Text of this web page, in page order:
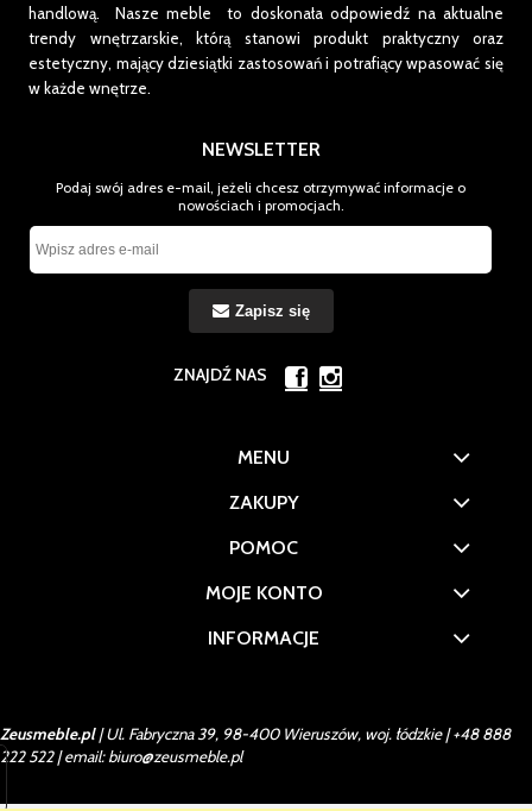
handlową. Nasze meble to doskonała odpowiedź na aktualne
trendy wnętrzarskie, którą stanowi produkt praktyczny oraz
estetyczny, mający dziesiątki zastosowań i potrafiący wpasować się
w każde wnętrze.
MENU
ZAKUPY
POMOC
MOJE KONTO
INFORMACJE
NEWSLETTER
Podaj swój adres e-mail, jeżeli chcesz otrzymywać informacje o
nowościach i promocjach.
Zapisz się
ZNAJDŹ NAS
Zeusmeble.pl| Ul. Fabryczna 39, 98-400 Wieruszów, woj. łódzkie |+48 888
222 522| email:biuro@zeusmeble.pl